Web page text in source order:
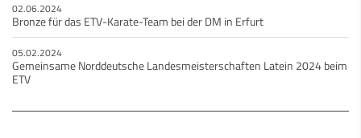
02.06.2024
Bronze für das ETV-Karate-Team bei der DM in Erfurt
05.02.2024
Gemeinsame Norddeutsche Landesmeisterschaften Latein 2024 beim
ETV